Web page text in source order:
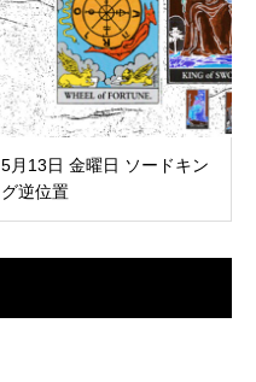
5月13日 金曜日 ソードキン
グ逆位置